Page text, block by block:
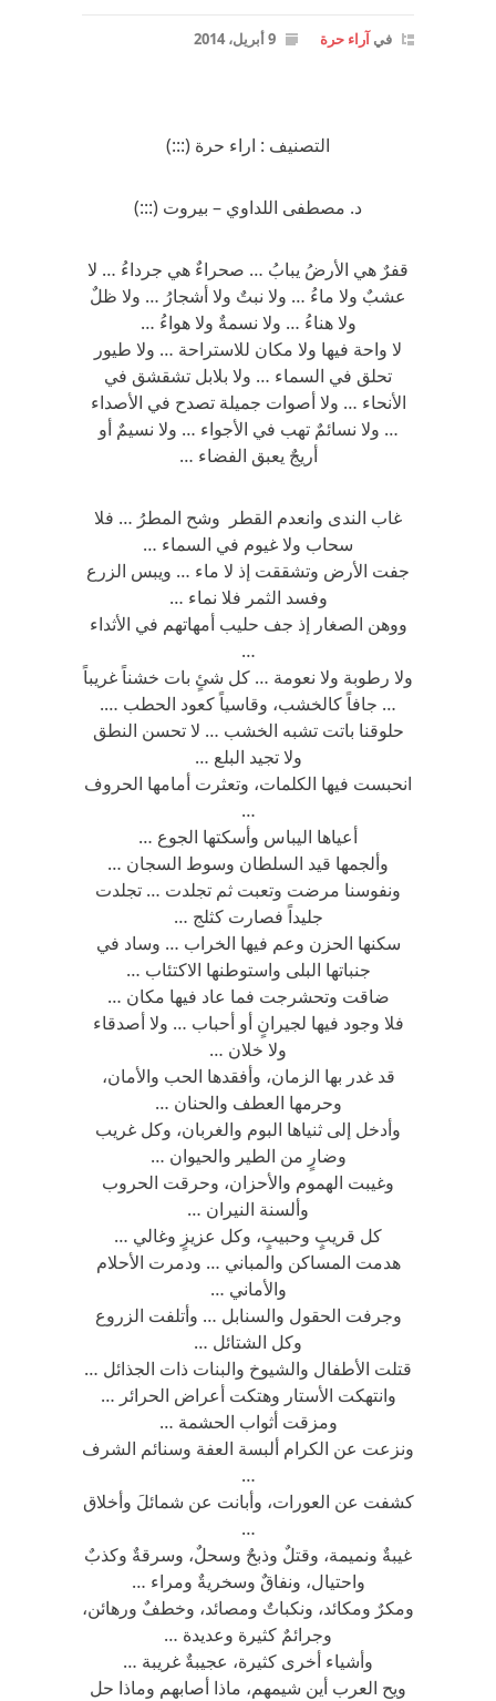
فيآراء حرة 9 أبريل، 2014
التصنيف : اراء حرة (:::)
د. مصطفى اللداوي – بيروت (:::)
قفرٌ هي الأرضُ يبابُ … صحراءٌ هي جرداءُ … لا
عشبٌ ولا ماءُ … ولا نبتٌ ولا أشجارُ … ولا ظلٌ
ولا هناءُ … ولا نسمةٌ ولا هواءُ …
لا واحة فيها ولا مكان للاستراحة … ولا طيور
تحلق في السماء … ولا بلابل تشقشق في
الأنحاء … ولا أصوات جميلة تصدح في الأصداء
… ولا نسائمٌ تهب في الأجواء … ولا نسيمٌ أو
أريجٌ يعبق الفضاء …
غاب الندى وانعدم القطر وشح المطرُ … فلا
سحاب ولا غيوم في السماء …
جفت الأرض وتشققت إذ لا ماء … ويبس الزرع
وفسد الثمر فلا نماء …
ووهن الصغار إذ جف حليب أمهاتهم في الأثداء
…
ولا رطوبة ولا نعومة … كل شئٍ بات خشناً غريباً
… جافاً كالخشب، وقاسياً كعود الحطب ….
حلوقنا باتت تشبه الخشب … لا تحسن النطق
ولا تجيد البلع …
انحبست فيها الكلمات، وتعثرت أمامها الحروف
…
أعياها اليباس وأسكتها الجوع …
وألجمها قيد السلطان وسوط السجان …
ونفوسنا مرضت وتعبت ثم تجلدت … تجلدت
جليداً فصارت كثلج …
سكنها الحزن وعم فيها الخراب … وساد في
جنباتها البلى واستوطنها الاكتئاب …
ضاقت وتحشرجت فما عاد فيها مكان …
فلا وجود فيها لجيرانٍ أو أحباب … ولا أصدقاء
ولا خلان …
قد غدر بها الزمان، وأفقدها الحب والأمان،
وحرمها العطف والحنان …
وأدخل إلى ثنياها البوم والغربان، وكل غريب
وضارٍ من الطير والحيوان …
وغيبت الهموم والأحزان، وحرقت الحروب
وألسنة النيران …
كل قريبٍ وحبيبٍ، وكل عزيزٍ وغالي …
هدمت المساكن والمباني … ودمرت الأحلام
والأماني …
وجرفت الحقول والسنابل … وأتلفت الزروع
وكل الشتائل …
قتلت الأطفال والشيوخ والبنات ذات الجذائل …
وانتهكت الأستار وهتكت أعراض الحرائر …
ومزقت أثواب الحشمة …
ونزعت عن الكرام ألبسة العفة وسنائم الشرف
…
كشفت عن العورات، وأبانت عن شمائلَ وأخلاق
…
غيبةٌ ونميمة، وقتلٌ وذبحٌ وسحلٌ، وسرقةٌ وكذبٌ
واحتيال، ونفاقٌ وسخريةٌ ومراء …
ومكرٌ ومكائد، ونكباتٌ ومصائد، وخطفٌ ورهائن،
وجرائمٌ كثيرة وعديدة …
وأشياء أخرى كثيرة، عجيبةٌ غريبة …
ويح العرب أين شيمهم، ماذا أصابهم وماذا حل